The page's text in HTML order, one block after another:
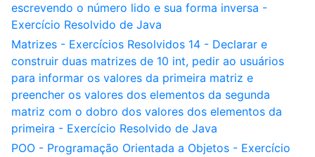
escrevendo o número lido e sua forma inversa -
Exercício Resolvido de Java
Matrizes - Exercícios Resolvidos 14 - Declarar e
construir duas matrizes de 10 int, pedir ao usuários
para informar os valores da primeira matriz e
preencher os valores dos elementos da segunda
matriz com o dobro dos valores dos elementos da
primeira - Exercício Resolvido de Java
POO - Programação Orientada a Objetos - Exercício